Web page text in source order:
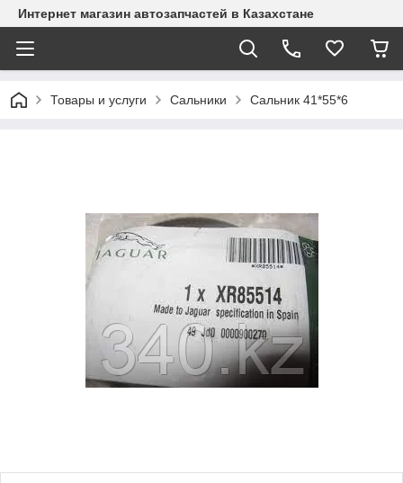
Интернет магазин автозапчастей в Казахстане
Товары и услуги Сальники Сальник 41*55*6